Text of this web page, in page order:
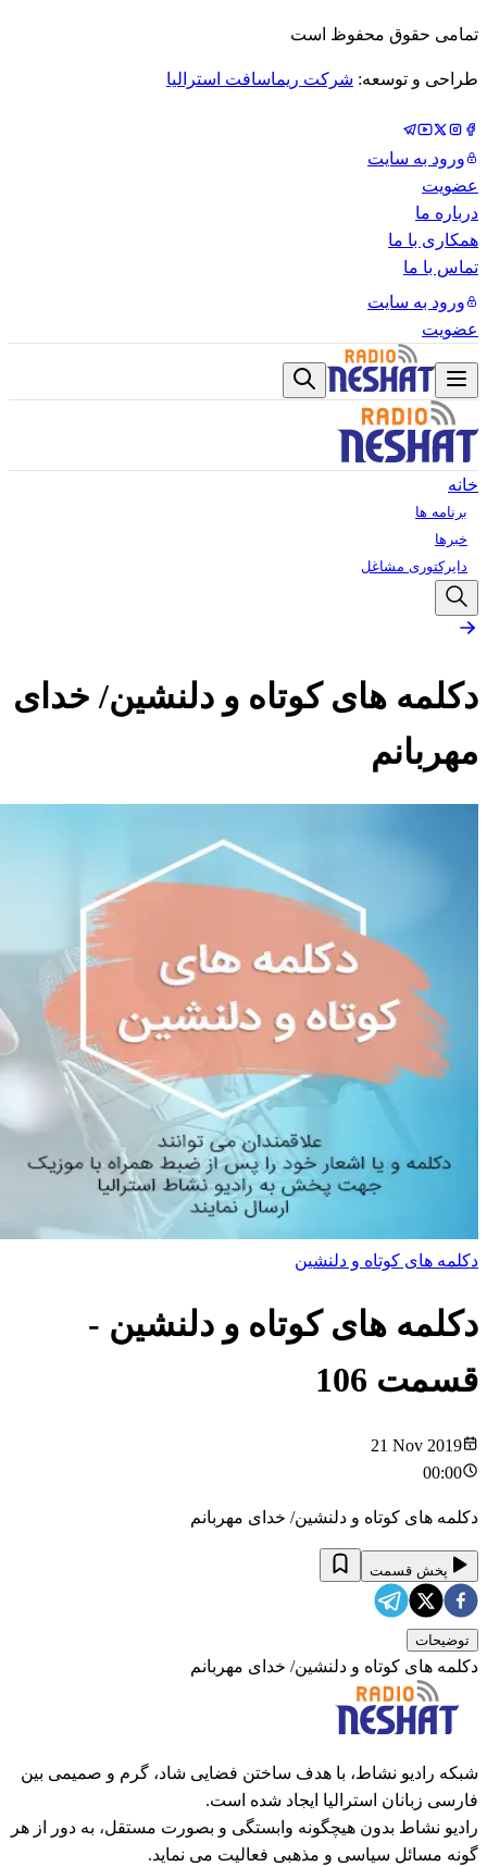
تمامی حقوق محفوظ است
طراحی و توسعه: شرکت ریماسافت استرالیا
ورود به سایت
عضویت
درباره ما
همکاری با ما
تماس با ما
ورود به سایت
عضویت
خانه
برنامه ها
خبرها
دایرکتوری مشاغل
دکلمه های کوتاه و دلنشین/ خدای
مهربانم
دکلمه های کوتاه و دلنشین
دکلمه های کوتاه و دلنشین -
قسمت 106
21 Nov 2019
00:00
دکلمه های کوتاه و دلنشین/ خدای مهربانم
پخش قسمت
توضیحات
دکلمه های کوتاه و دلنشین/ خدای مهربانم
شبکه رادیو نشاط، با هدف ساختن فضایی شاد، گرم و صمیمی بین
فارسی زبانان استرالیا ایجاد شده است.
رادیو نشاط بدون هیچگونه وابستگی و بصورت مستقل، به دور از هر
گونه مسائل سیاسی و مذهبی فعالیت می نماید.